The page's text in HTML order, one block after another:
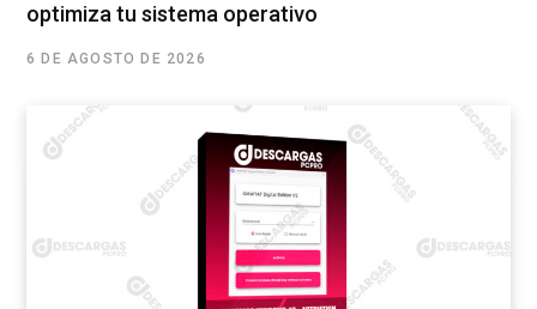
optimiza tu sistema operativo
6 DE AGOSTO DE 2026